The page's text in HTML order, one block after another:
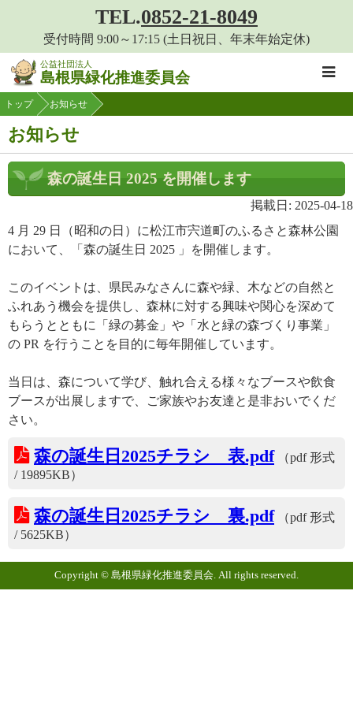
このページの本文へ移動
TEL.0852-21-8049
受付時間 9:00～17:15 (土日祝日、年末年始定休)
公益社団法人
島根県緑化推進委員会
トップ お知らせ
お知らせ
森の誕生日 2025 を開催します
掲載日: 2025-04-18
4 月 29 日（昭和の日）に松江市宍道町のふるさと森林公園
において、「森の誕生日 2025 」を開催します。
このイベントは、県民みなさんに森や緑、木などの自然と
ふれあう機会を提供し、森林に対する興味や関心を深めて
もらうとともに「緑の募金」や「水と緑の森づくり事業」
の PR を行うことを目的に毎年開催しています。
当日は、森について学び、触れ合える様々なブースや飲食
ブースが出展しますで、ご家族やお友達と是非おいでくだ
さい。
森の誕生日2025チラシ 表.pdf （pdf 形式
/ 19895KB）
森の誕生日2025チラシ 裏.pdf （pdf 形式
/ 5625KB）
Copyright © 島根県緑化推進委員会. All rights reserved.